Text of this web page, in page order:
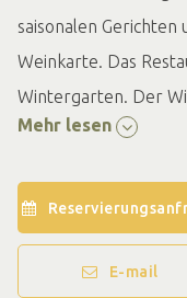
saisonalen
Weinkarte. Das
Wintergarten. Der
mit Wärmelampen
können. Kommen
der Wildsaison im
Achterhoek und
Mehr lesen
E-mail